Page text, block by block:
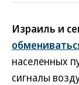
Израиль и
населенных
сигналы